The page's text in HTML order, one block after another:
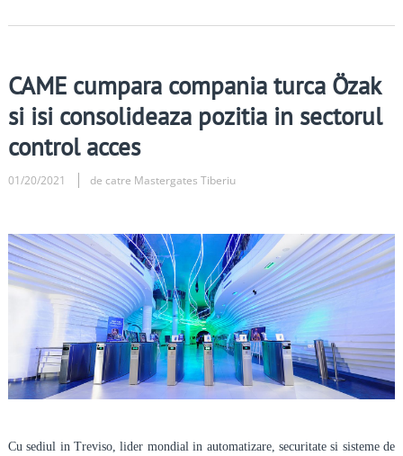
CAME cumpara compania turca Özak
si isi consolideaza pozitia in sectorul
control acces
01/20/2021 de catre Mastergates Tiberiu
Cu sediul in Treviso, lider mondial in automatizare, securitate si sisteme de